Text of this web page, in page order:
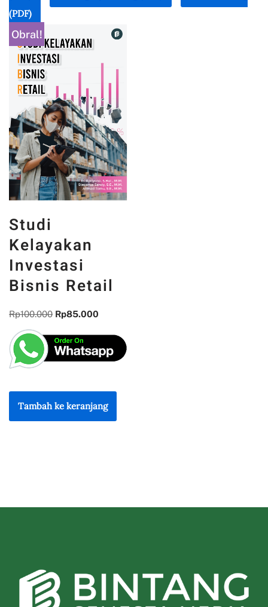
(PDF)
Obral!
Studi
Kelayakan
Investasi
Bisnis Retail
Rp100.000 Rp85.000
Tambah ke keranjang